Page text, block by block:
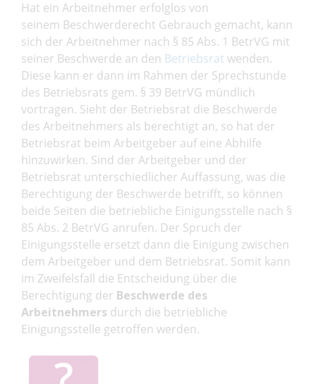
Hat ein Arbeitnehmer erfolglos von
seinem Beschwerderecht Gebrauch gemacht, kann
sich der Arbeitnehmer nach § 85 Abs. 1 BetrVG mit
seiner Beschwerde an den Betriebsrat wenden.
Diese kann er dann im Rahmen der Sprechstunde
des Betriebsrats gem. § 39 BetrVG mündlich
vortragen. Sieht der Betriebsrat die Beschwerde
des Arbeitnehmers als berechtigt an, so hat der
Betriebsrat beim Arbeitgeber auf eine Abhilfe
hinzuwirken. Sind der Arbeitgeber und der
Betriebsrat unterschiedlicher Auffassung, was die
Berechtigung der Beschwerde betrifft, so können
beide Seiten die betriebliche Einigungsstelle nach §
85 Abs. 2 BetrVG anrufen. Der Spruch der
Einigungsstelle ersetzt dann die Einigung zwischen
dem Arbeitgeber und dem Betriebsrat. Somit kann
im Zweifelsfall die Entscheidung über die
Berechtigung der Beschwerde des
Arbeitnehmers durch die betriebliche
Einigungsstelle getroffen werden.